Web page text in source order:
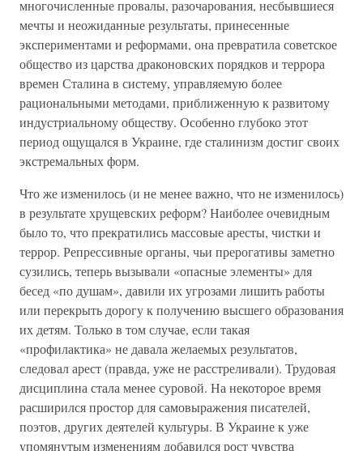
многочисленные провалы, разочарования, несбывшиеся
мечты и неожиданные результаты, принесенные
экспериментами и реформами, она превратила советское
общество из царства драконовских порядков и террора
времен Сталина в систему, управляемую более
рациональными методами, приближенную к развитому
индустриальному обществу. Особенно глубоко этот
период ощущался в Украине, где сталинизм достиг своих
экстремальных форм.
Что же изменилось (и не менее важно, что не изменилось)
в результате хрущевских реформ? Наиболее очевидным
было то, что прекратились массовые аресты, чистки и
террор. Репрессивные органы, чьи прерогативы заметно
сузились, теперь вызывали «опасные элементы» для
бесед «по душам», давили их угрозами лишить работы
или перекрыть дорогу к получению высшего образования
их детям. Только в том случае, если такая
«профилактика» не давала желаемых результатов,
следовал арест (правда, уже не расстреливали). Трудовая
дисциплина стала менее суровой. На некоторое время
расширился простор для самовыражения писателей,
поэтов, других деятелей культуры. В Украине к уже
упомянутым изменениям добавился рост чувства